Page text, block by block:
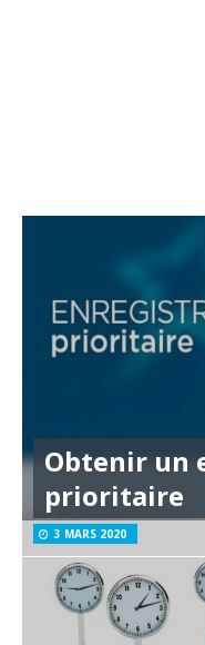
Obtenir un
prioritaire
3 MARS 2020